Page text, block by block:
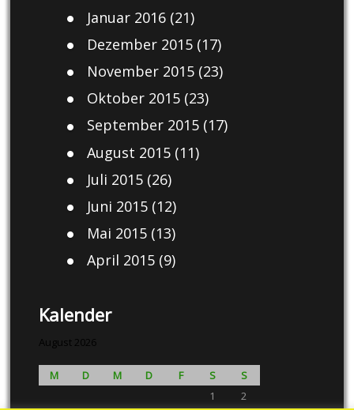
Januar 2016(21)
Dezember 2015(17)
November 2015(23)
Oktober 2015(23)
September 2015(17)
August 2015(11)
Juli 2015(26)
Juni 2015(12)
Mai 2015(13)
April 2015(9)
Kalender
August 2026
M D M D F S
S
1
2